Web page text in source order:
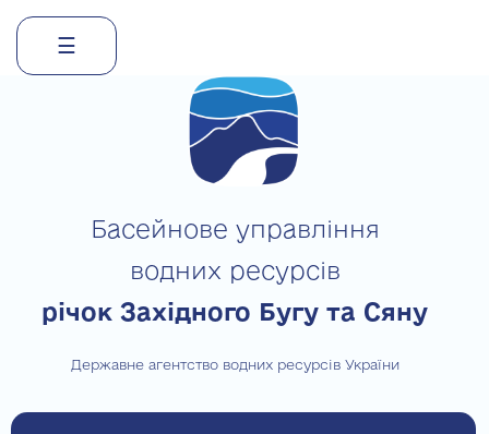
☰
Басейнове управління
водних ресурсів
річок Західного Бугу та Сяну
Державне агентство водних ресурсів України